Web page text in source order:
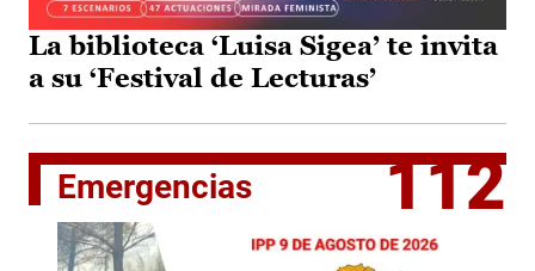
La biblioteca ‘Luisa Sigea’ te invita
a su ‘Festival de Lecturas’
Emergencias 112